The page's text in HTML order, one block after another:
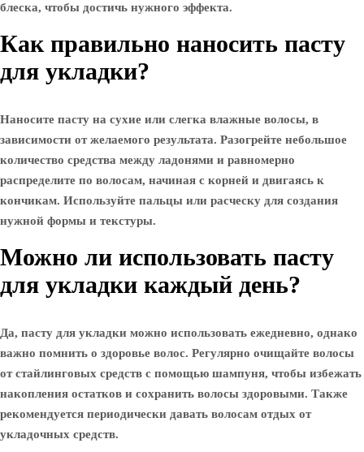
блеска, чтобы достичь нужного эффекта.
Как правильно наносить пасту
для укладки?
Наносите пасту на сухие или слегка влажные волосы, в
зависимости от желаемого результата. Разогрейте небольшое
количество средства между ладонями и равномерно
распределите по волосам, начиная с корней и двигаясь к
кончикам. Используйте пальцы или расческу для создания
нужной формы и текстуры.
Можно ли использовать пасту
для укладки каждый день?
Да, пасту для укладки можно использовать ежедневно, однако
важно помнить о здоровье волос. Регулярно очищайте волосы
от стайлинговых средств с помощью шампуня, чтобы избежать
накопления остатков и сохранить волосы здоровыми. Также
рекомендуется периодически давать волосам отдых от
укладочных средств.